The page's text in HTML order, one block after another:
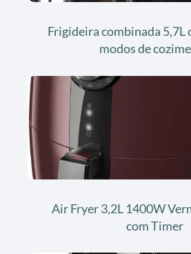
Frigideira combinada 5,7L
modos de
Air Fryer 3,2L 1400W
com Timer